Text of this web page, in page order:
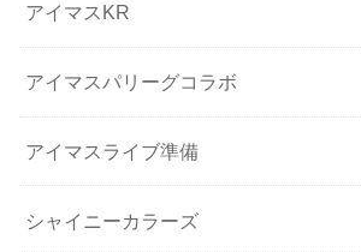
アイマスKR
アイマスパリーグコラボ
アイマスライブ準備
シャイニーカラーズ